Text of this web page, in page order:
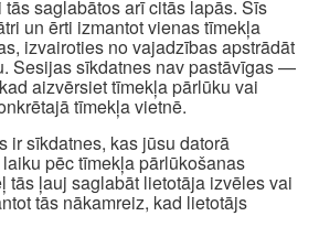
saglabātos arī citās lapās. Šīs
un ērti izmantot vienas tīmekļa
izvairoties no vajadzības apstrādāt
Sesijas sīkdatnes nav pastāvīgas —
aizvērsiet tīmekļa pārlūku vai
tīmekļa vietnē.
ir sīkdatnes, kas jūsu datorā
pēc tīmekļa pārlūkošanas
tās ļauj saglabāt lietotāja izvēles vai
tās nākamreiz, kad lietotājs